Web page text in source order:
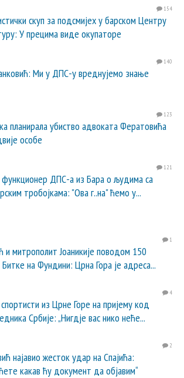
154
скуп за подсмијех у барском Центру
У прецима виде окупаторе
140
Ми у ДПС-у вреднујемо знање
123
планирала убиство адвоката Фератовића
особе
121
функционер ДПС-а из Бара о људима са
тробојкама: "Ова г..на" ћемо у...
1
и митрополит Јоаникије поводом 150
на Фундини: Црна Гора је адреса...
4
из Црне Горе на пријему код
Србије: „Нигдје вас нико неће...
2
најавио жесток удар на Спајића:
какав ћу документ да објавим“